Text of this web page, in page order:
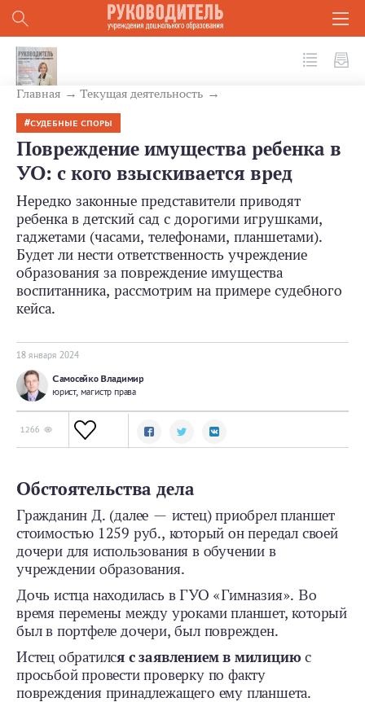
Главная Текущая деятельность
СУДЕБНЫЕ СПОРЫ
Повреждение имущества ребенка в
УО: с кого взыскивается вред
Нередко законные представители приводят
ребенка в детский сад с дорогими игрушками,
гаджетами (часами, телефонами, планшетами).
Будет ли нести ответственность учреждение
образования за повреждение имущества
воспитанника, рассмотрим на примере судебного
кейса.
18 января 2024
Самосейко Владимир
юрист, магистр права
1266
Обстоятельства дела
Гражданин Д. (далее — истец) приобрел планшет
стоимостью 1259 руб., который он передал своей
дочери для использования в обучении в
учреждении образования.
Дочь истца находилась в ГУО «Гимназия». Во
время перемены между уроками планшет, который
был в портфеле дочери, был поврежден.
Истец обратился с заявлением в милициюс
просьбой провести проверку по факту
повреждения принадлежащего ему планшета.